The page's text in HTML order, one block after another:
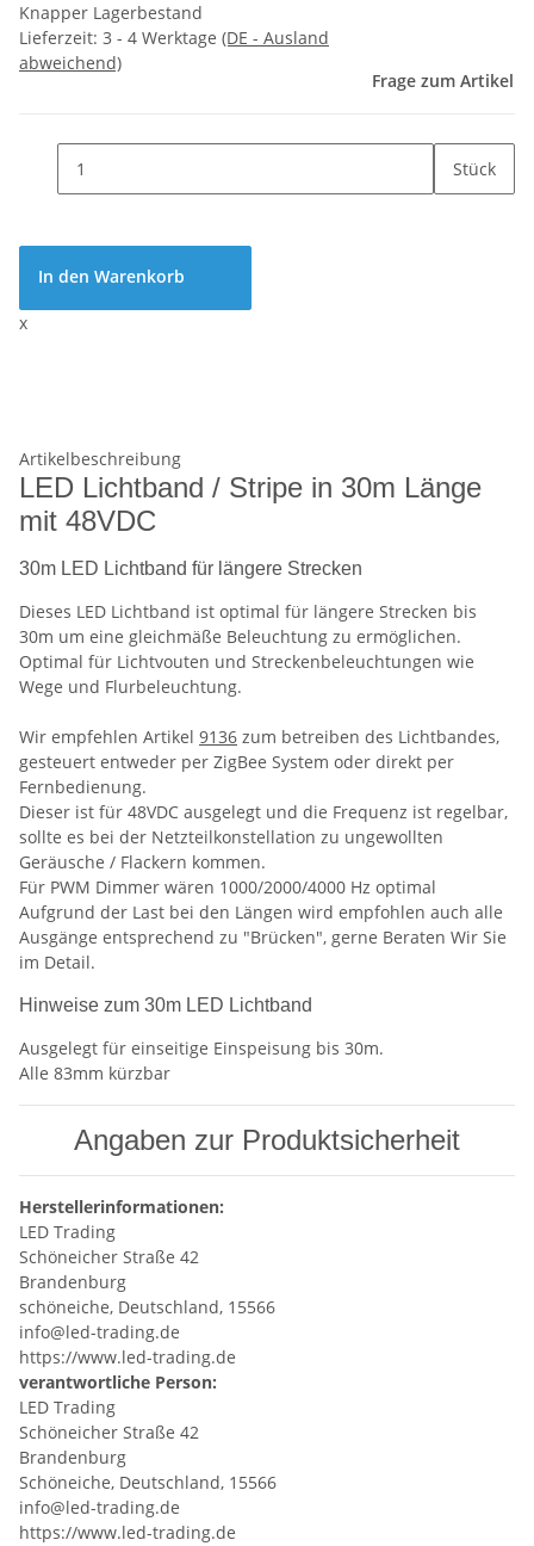
Knapper Lagerbestand
Lieferzeit: 3 - 4 Werktage (DE - Ausland
abweichend)
Frage zum Artikel
Stück
In den Warenkorb
x
Artikelbeschreibung
LED Lichtband / Stripe in 30m Länge
mit 48VDC
30m LED Lichtband für längere Strecken
Dieses LED Lichtband ist optimal für längere Strecken bis
30m um eine gleichmäße Beleuchtung zu ermöglichen.
Optimal für Lichtvouten und Streckenbeleuchtungen wie
Wege und Flurbeleuchtung.
Wir empfehlen Artikel 9136 zum betreiben des Lichtbandes,
gesteuert entweder per ZigBee System oder direkt per
Fernbedienung.
Dieser ist für 48VDC ausgelegt und die Frequenz ist regelbar,
sollte es bei der Netzteilkonstellation zu ungewollten
Geräusche / Flackern kommen.
Für PWM Dimmer wären 1000/2000/4000 Hz optimal
Aufgrund der Last bei den Längen wird empfohlen auch alle
Ausgänge entsprechend zu "Brücken", gerne Beraten Wir Sie
im Detail.
Hinweise zum 30m LED Lichtband
Ausgelegt für einseitige Einspeisung bis 30m.
Alle 83mm kürzbar
Angaben zur Produktsicherheit
Herstellerinformationen:
LED Trading
Schöneicher Straße 42
Brandenburg
schöneiche, Deutschland, 15566
info@led-trading.de
https://www.led-trading.de
verantwortliche Person:
LED Trading
Schöneicher Straße 42
Brandenburg
Schöneiche, Deutschland, 15566
info@led-trading.de
https://www.led-trading.de